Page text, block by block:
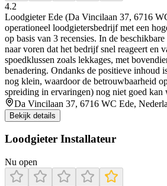
4.2
Loodgieter Ede (Da Vincilaan 37, 6716
operationeel loodgietersbedrijf met een
op basis van 3 recensies. In de
naar voren dat het bedrijf snel reageert en
spoedklussen zoals lekkages, met
benadering. Ondanks de positieve inhoud
nog klein, waardoor de betrouwbaarheid
spreiding in ervaringen) nog niet goed kan
Da Vincilaan 37, 6716 WC Ede,
Bekijk details
Loodgieter Installateur
Nu open